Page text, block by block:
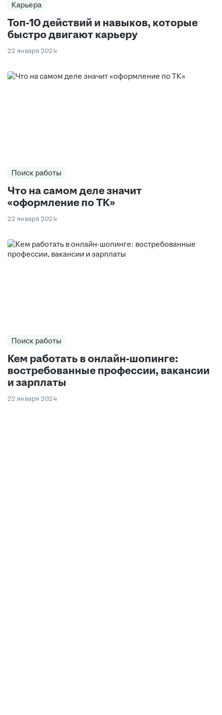
Карьера
Топ-10 действий и навыков, которые
быстро двигают карьеру
22 января 2024
Поиск работы
Что на самом деле значит
«оформление по ТК»
22 января 2024
Поиск работы
Кем работать в онлайн-шопинге:
востребованные профессии, вакансии
и зарплаты
22 января 2024